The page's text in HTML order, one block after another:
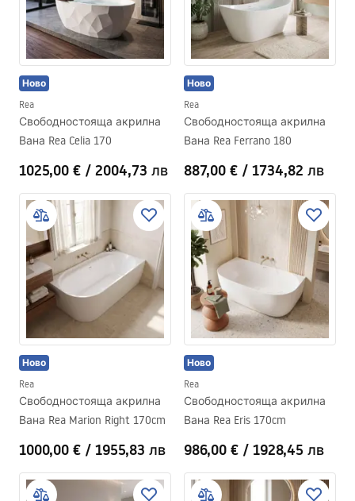
отличават с функционалност и естетичен вид.
Обикновено имат правоъгълна форма. Наскоро все по-
голяма популярност сред клиентите придобиват и
модерните овални вани.
Ново
Rea
Свободностояща акрилна
Вана Rea Celia 170
1025,00 € / 2004,73 лв
Ново
Rea
Свободностояща акрилна
Вана Rea Ferrano 180
887,00 € / 1734,82 лв
Ново
Rea
Свободностояща акрилна
Вана Rea Marion Right 170cm
1000,00 € / 1955,83 лв
Ново
Rea
Свободностояща акрилна
Вана Rea Eris 170cm
986,00 € / 1928,45 лв